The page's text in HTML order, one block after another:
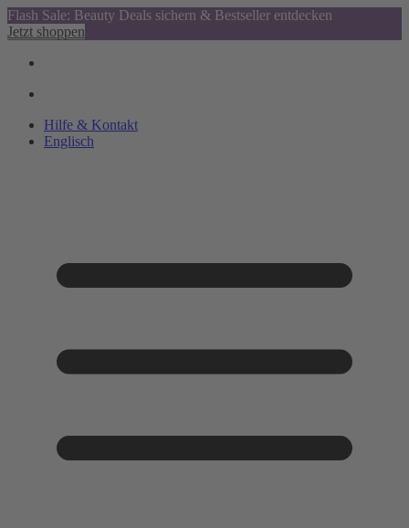
Flash Sale: Beauty Deals sichern & Bestseller entdecken
Jetzt shoppen
Hilfe & Kontakt
Englisch